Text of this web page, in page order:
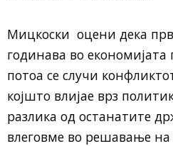
Мицкоски оцени дека
годинава во
потоа се случи
којшто влијае врз
разлика од останатите
влеговме во решавање